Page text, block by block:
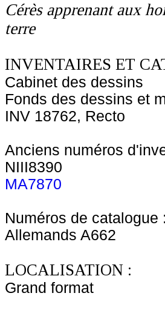
Cérès apprenant aux
terre
INVENTAIRES ET
Cabinet des dessins
Fonds des dessins et
INV 18762, Recto
Anciens numéros
NIII8390
MA7870
Numéros de catalogue
Allemands A662
LOCALISATION :
Grand format